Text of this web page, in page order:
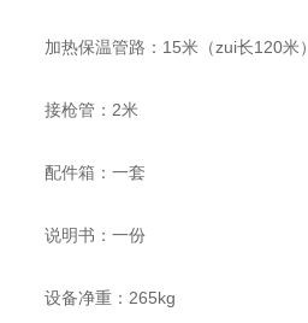
加热保温管路：15米（zui长120米）
接枪管：2米
配件箱：一套
说明书：一份
设备净重：265kg